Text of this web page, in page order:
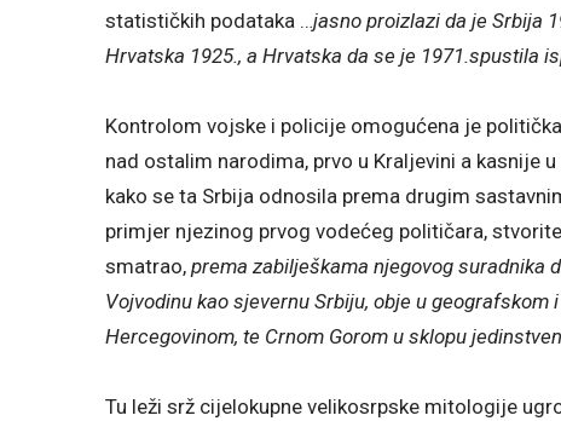
statističkih podataka …jasno proizlazi da je Srbija
Hrvatska 1925., a Hrvatska da se je 1971.spustila
Kontrolom vojske i policije omogućena je
nad ostalim narodima, prvo u Kraljevini a
kako se ta Srbija odnosila prema drugim
primjer njezinog prvog vodećeg političara,
smatrao, prema zabilješkama njegovog suradnika
Vojvodinu kao sjevernu Srbiju, obje u geografskom
Hercegovinom, te Crnom Gorom u sklopu
Tu leži srž cijelokupne velikosrpske mitologije